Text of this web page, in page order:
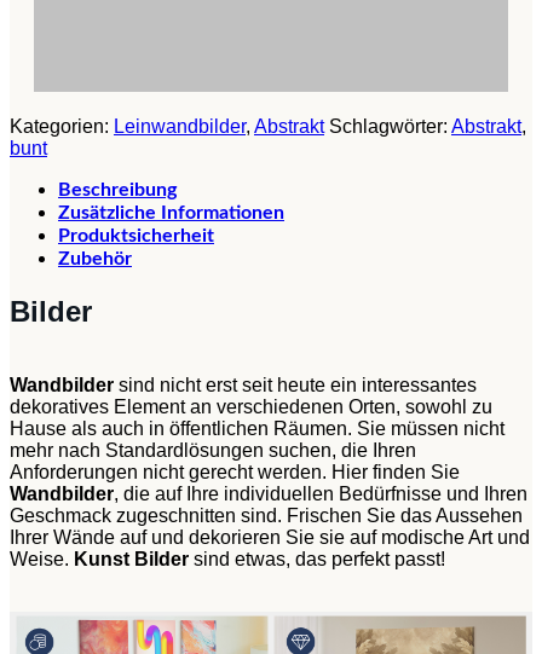
Kategorien: Leinwandbilder, Abstrakt Schlagwörter: Abstrakt,
bunt
Beschreibung
Zusätzliche Informationen
Produktsicherheit
Zubehör
Bilder
Wandbilder sind nicht erst seit heute ein interessantes
dekoratives Element an verschiedenen Orten, sowohl zu
Hause als auch in öffentlichen Räumen. Sie müssen nicht
mehr nach Standardlösungen suchen, die Ihren
Anforderungen nicht gerecht werden. Hier finden Sie
Wandbilder, die auf Ihre individuellen Bedürfnisse und Ihren
Geschmack zugeschnitten sind. Frischen Sie das Aussehen
Ihrer Wände auf und dekorieren Sie sie auf modische Art und
Weise. Kunst Bilder sind etwas, das perfekt passt!